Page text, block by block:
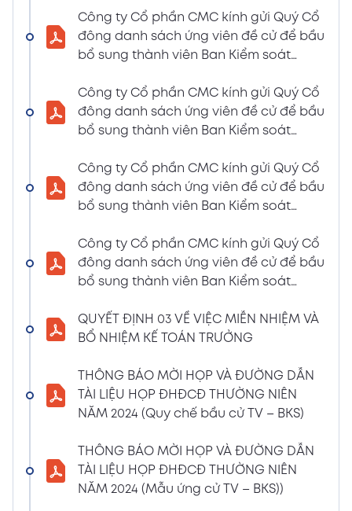
LIỆU HỌP ĐHĐCĐ THƯỜNG NIÊN NĂM 2024
(Tờ trình miễn nhiệm và bầu bổ sung TV –
6:07 PM
THÔNG BÁO MỜI HỌP VÀ ĐƯỜNG DẪN TÀI
LIỆU HỌP ĐHĐCĐ THƯỜNG NIÊN NĂM 2024
ứng cử TV – BKS)
02/04/2024
6:07 PM
LIỆU HỌP ĐHĐCĐ THƯỜNG NIÊN NĂM 2024
(The Biểu quyết)
Xem PDF
02/04/2024
THÔNG BÁO MỜI HỌP VÀ ĐƯỜNG DẪN TÀI
LIỆU HỌP ĐHĐCĐ THƯỜNG NIÊN NĂM 2024
(Phiếu Biểu quyết)
02/04/2024
6:07 PM
LIỆU HỌP ĐHĐCĐ THƯỜNG NIÊN NĂM 2024
(Phiếu Bầu bổ sung thành viên BKS)
Xem PDF
02/04/2024
Xem PDF
Công ty Cổ phần CMC kính gửi Quý Cổ
đông danh sách ứng viên đề cử để bầu
bổ sung thành viên Ban Kiểm soát
Huyền)
Công ty Cổ phần CMC kính gửi Quý Cổ
đông danh sách ứng viên đề cử để bầu
bổ sung thành viên Ban Kiểm soát
Huyền)
Công ty Cổ phần CMC kính gửi Quý Cổ
đông danh sách ứng viên đề cử để bầu
bổ sung thành viên Ban Kiểm soát
Huyền)
Công ty Cổ phần CMC kính gửi Quý Cổ
đông danh sách ứng viên đề cử để bầu
bổ sung thành viên Ban Kiểm soát
Huyền)
QUYẾT ĐỊNH 03 VỀ VIỆC MIỄN NHIỆM VÀ
BỔ NHIỆM KẾ TOÁN TRƯỞNG
THÔNG BÁO MỜI HỌP VÀ ĐƯỜNG DẪN
TÀI LIỆU HỌP ĐHĐCĐ THƯỜNG NIÊN
NĂM 2024 (Quy chế bầu cử TV – BKS)
THÔNG BÁO MỜI HỌP VÀ ĐƯỜNG DẪN
TÀI LIỆU HỌP ĐHĐCĐ THƯỜNG NIÊN
NĂM 2024 (Mẫu ứng cử TV – BKS))